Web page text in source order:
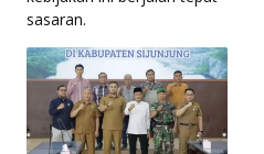
sasaran.